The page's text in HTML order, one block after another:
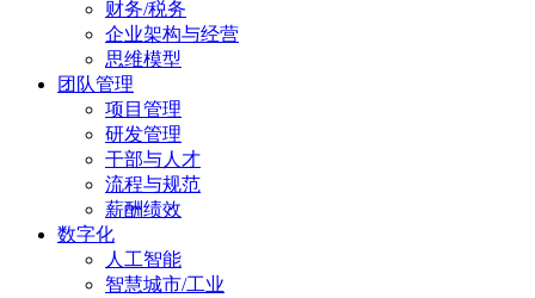
财务/税务
企业架构与经营
思维模型
团队管理
项目管理
研发管理
干部与人才
流程与规范
薪酬绩效
数字化
人工智能
智慧城市/工业